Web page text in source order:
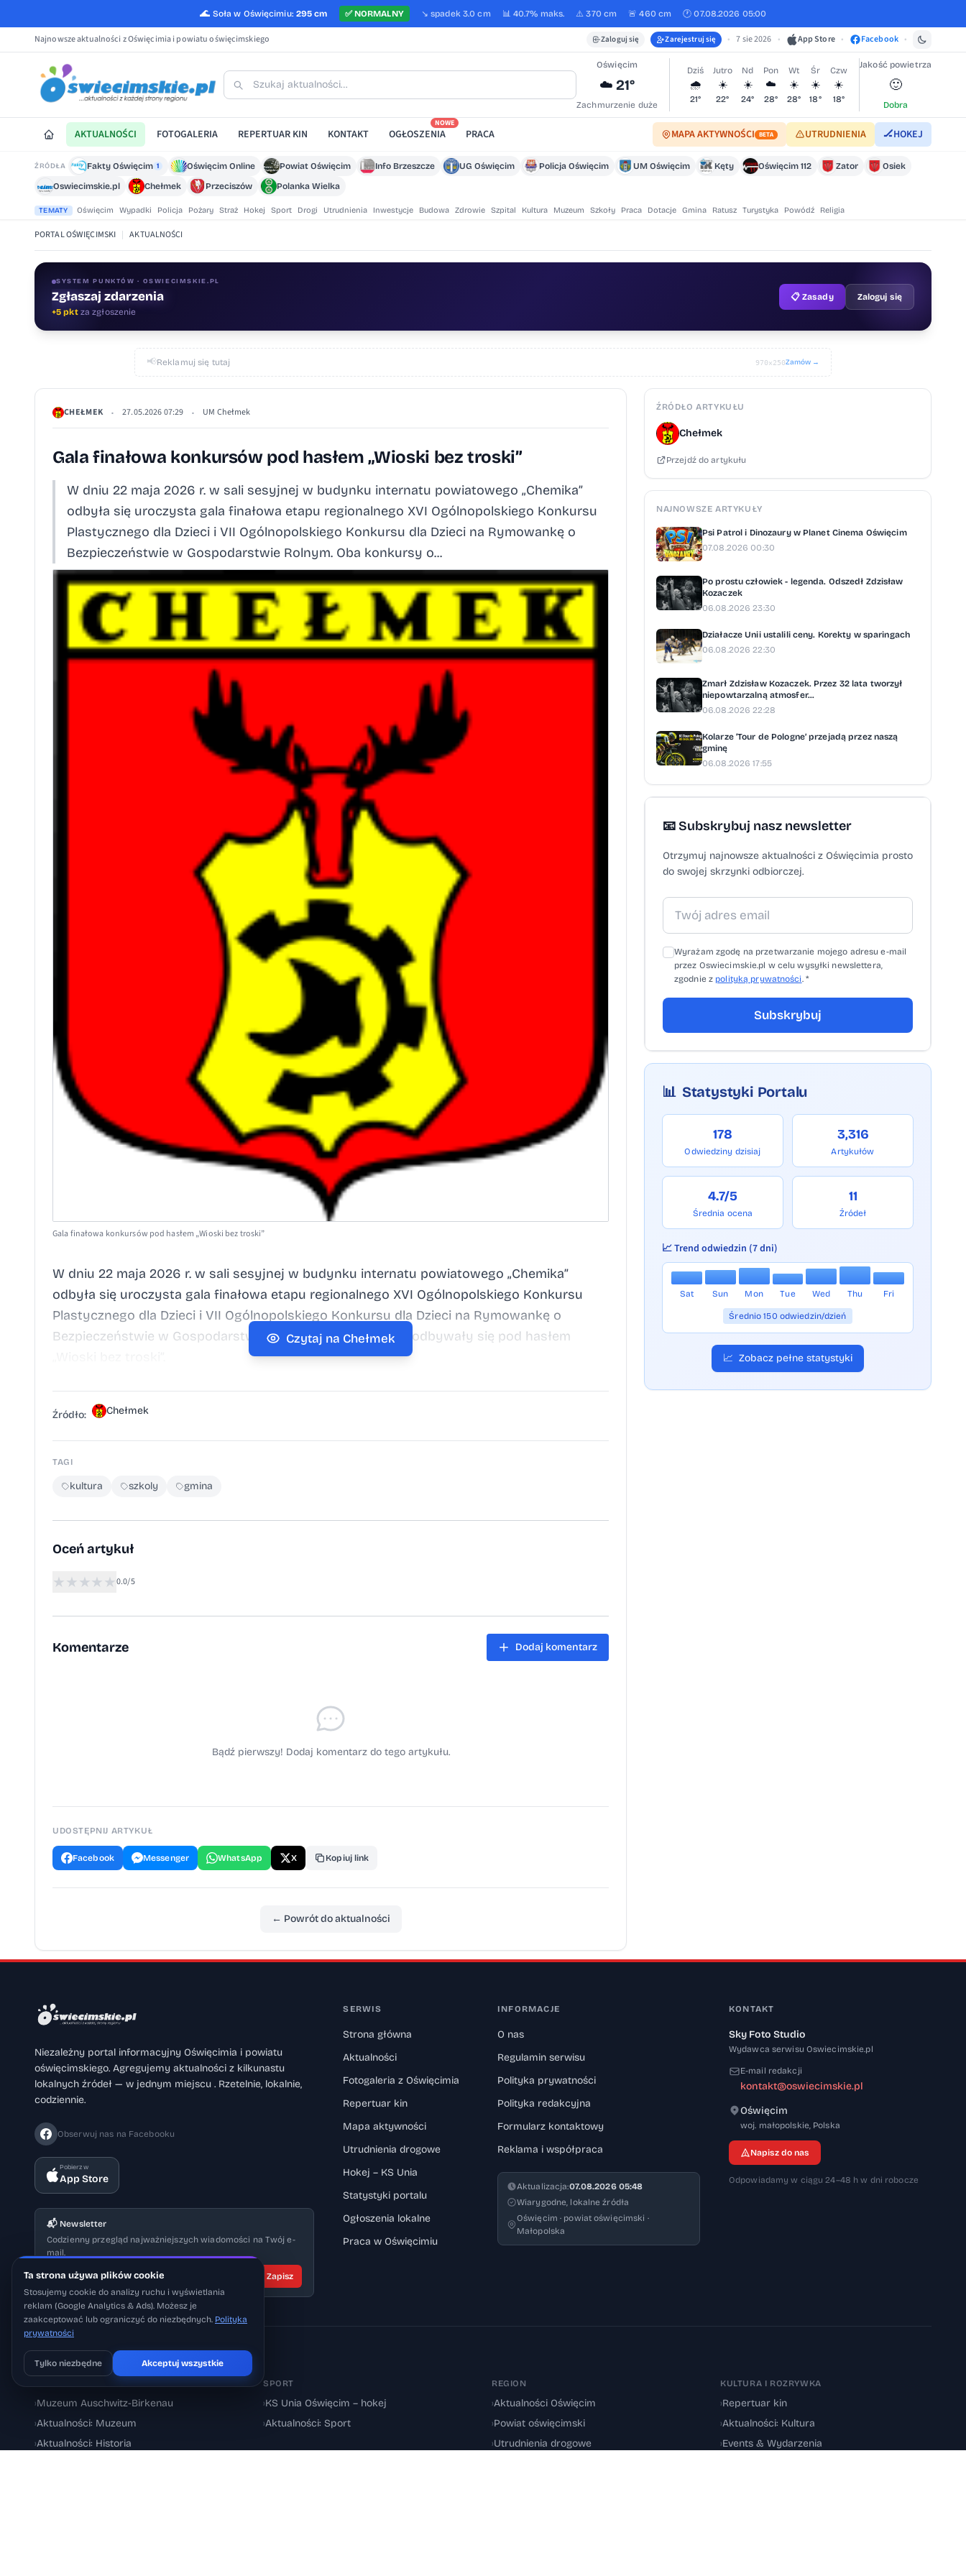
🌊 Soła w Oświęcimiu: 295 cm ✅NORMALNY ↘️spadek3.0 cm 📊 40.7% maks. ⚠️ 370 cm 🚨 460 cm 🕐 07.08.2026 05:00
Najnowsze aktualności z Oświęcimia i powiatu oświęcimskiego Zaloguj się Zarejestruj się • 7 sie 2026 • App Store • Facebook •
Oświęcim
☁️ 21°
Zachmurzenie duże
Dziś
🌧️
21°
Jutro
☀️
22°
Nd
☀️
24°
Pon
☁️
28°
Wt
☀️
28°
Śr
☀️
18°
Czw
☀️
18°
Jakość powietrza
🙂
Dobra
AKTUALNOŚCI FOTOGALERIA REPERTUAR KIN KONTAKT OGŁOSZENIA
NOWE
PRACA MAPA AKTYWNOŚCI BETA UTRUDNIENIA 🏒HOKEJ
ŹRÓDŁA Fakty Oświęcim 1 Oświęcim Online Powiat Oświęcim Info Brzeszcze UG Oświęcim Policja Oświęcim UM Oświęcim Kęty Oświęcim 112 Zator
Osiek
Oswiecimskie.pl
Chełmek Przeciszów Polanka Wielka
TEMATY Oświęcim Wypadki Policja Pożary Straż Hokej Sport Drogi Utrudnienia Inwestycje Budowa Zdrowie Szpital Kultura Muzeum Szkoły Praca Dotacje Gmina Ratusz Turystyka Powódź Religia
PORTAL OŚWIĘCIMSKI | AKTUALNOŚCI
SYSTEM PUNKTÓW · OSWIECIMSKIE.PL
Zgłaszaj zdarzenia
+5 pkt za zgłoszenie
Oceniaj treści
+1 pktza ocenę
📋 Zasady Zaloguj się
📢Reklamuj się tutaj 970×250Zamów →
CHEŁMEK • 27.05.2026 07:29 • UM Chełmek
Gala finałowa konkursów pod hasłem „Wioski bez troski”
W dniu 22 maja 2026 r. w sali sesyjnej w budynku internatu powiatowego „Chemika”
odbyła się uroczysta gala finałowa etapu regionalnego XVI Ogólnopolskiego Konkursu
Plastycznego dla Dzieci i VII Ogólnopolskiego Konkursu dla Dzieci na Rymowankę o
Bezpieczeństwie w Gospodarstwie Rolnym. Oba konkursy o...
Gala finałowa konkursów pod hasłem „Wioski bez troski”
W dniu 22 maja 2026 r. w sali sesyjnej w budynku internatu powiatowego „Chemika”
odbyła się uroczysta gala finałowa etapu regionalnego XVI Ogólnopolskiego Konkursu
Plastycznego dla Dzieci i VII Ogólnopolskiego Konkursu dla Dzieci na Rymowankę o
Bezpieczeństwie w Gospodarstwie Rolnym. Oba konkursy odbywały się pod hasłem
Czytaj na Chełmek
Źródło: Chełmek
TAGI
kultura szkoly gmina
Oceń artykuł
★ ★ ★★ ★0.0/5
Komentarze Dodaj komentarz
Bądź pierwszy! Dodaj komentarz do tego artykułu.
UDOSTĘPNIJ ARTYKUŁ
Facebook Messenger WhatsApp X Kopiuj link
← Powrót do aktualności
ŹRÓDŁO ARTYKUŁU
Chełmek
Przejdź do artykułu
NAJNOWSZE ARTYKUŁY
Psi Patrol i Dinozaury w Planet Cinema Oświęcim
07.08.2026 00:30
Po prostu człowiek - legenda. Odszedł Zdzisław
Kozaczek
06.08.2026 23:30
Działacze Unii ustalili ceny. Korekty w sparingach
06.08.2026 22:30
Zmarł Zdzisław Kozaczek. Przez 32 lata tworzył
niepowtarzalną atmosfer...
06.08.2026 22:28
Kolarze ‘Tour de Pologne’ przejadą przez naszą
gminę
06.08.2026 17:55
📧 Subskrybuj nasz newsletter
Otrzymuj najnowsze aktualności z Oświęcimia prosto
do swojej skrzynki odbiorczej.
Wyrażam zgodę na przetwarzanie mojego adresu e-mail
przez Oswiecimskie.pl w celu wysyłki newslettera,
zgodnie z polityką prywatności. *
Subskrybuj
📊 Statystyki Portalu
178
Odwiedziny dzisiaj
3,316
Artykułów
4.7/5
Średnia ocena
11
Źródeł
📈 Trend odwiedzin (7 dni)
Sat Sun Mon Tue Wed Thu Fri
Średnio 150 odwiedzin/dzień
📈 Zobacz pełne statystyki
Niezależny portal informacyjny Oświęcimia i powiatu
oświęcimskiego. Agregujemy aktualności z kilkunastu
lokalnych źródeł — w jednym miejscu . Rzetelnie, lokalnie,
codziennie.
Obserwuj nas na Facebooku
Pobierz w
App Store
📬 Newsletter
Codzienny przegląd najważniejszych wiadomości na Twój e-
mail.
Zapisz
SERWIS
Strona główna
Aktualności
Fotogaleria z Oświęcimia
Repertuar kin
Mapa aktywności
Utrudnienia drogowe
Hokej – KS Unia
Statystyki portalu
Ogłoszenia lokalne
Praca w Oświęcimiu
INFORMACJE
O nas
Regulamin serwisu
Polityka prywatności
Polityka redakcyjna
Formularz kontaktowy
Reklama i współpraca
Aktualizacja:07.08.2026 05:48
Wiarygodne, lokalne źródła
Oświęcim · powiat oświęcimski ·
Małopolska
KONTAKT
Sky Foto Studio
Wydawca serwisu Oswiecimskie.pl
E-mail redakcji
kontakt@oswiecimskie.pl
Oświęcim
woj. małopolskie, 32-600
Polska
Napisz do nas
Odpowiadamy w ciągu 24–48 h w dni robocze
ODKRYJ WIĘCEJ – TEMATY I MIEJSCA
›Muzeum Auschwitz-Birkenau
›Aktualności: Muzeum
›Aktualności: Historia
SPORT
›KS Unia Oświęcim – hokej
›Aktualności: Sport
REGION
›Aktualności Oświęcim
›Powiat oświęcimski
›Utrudnienia drogowe
KULTURA I ROZRYWKA
›Repertuar kin
›Aktualności: Kultura
›Events & Wydarzenia
Ta strona używa plików cookie
Stosujemy cookie do analizy ruchu i wyświetlania
reklam (Google Analytics & Ads). Możesz je
zaakceptować lub ograniczyć do niezbędnych. Polityka
prywatności
Tylko niezbędne Akceptuj wszystkie
Pobierz na iOS